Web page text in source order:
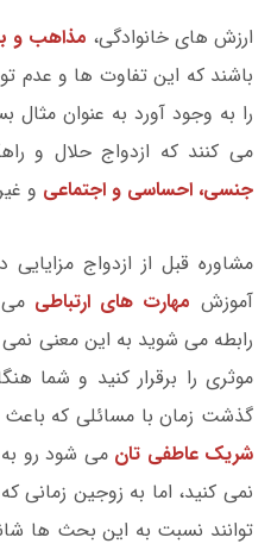
ارزش های خانوادگی، مذاهب و
باشند که این تفاوت ها و عدم
را به وجود آورد به عنوان مثال
می کنند که ازدواج حلال و
جنسی، احساسی و اجتماعی و
مشاوره قبل از ازدواج
آموزش مهارت های ارتباطی
رابطه می شوید به این معنی نمی
موثری را برقرار کنید و شما
گذشت زمان با مسائلی که
شریک عاطفی تان می شود رو
نمی کنید، اما به زوجین زمانی که
توانند نسبت به این بحث ها